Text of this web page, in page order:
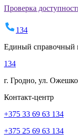
Проверка
134
Единый справочный
134
г. Гродно, ул.
Контакт-центр
+375 33 69 63 134
+375 25 69 63 134